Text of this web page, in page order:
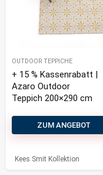
OUTDOOR TEPPICHE
+ 15 % Kassenrabatt |
Azaro Outdoor
Teppich 200×290 cm
ZUM ANGEBOT
Kees Smit Kollektion